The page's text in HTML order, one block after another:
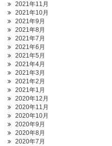
2021年11月
2021年10月
2021年9月
2021年8月
2021年7月
2021年6月
2021年5月
2021年4月
2021年3月
2021年2月
2021年1月
2020年12月
2020年11月
2020年10月
2020年9月
2020年8月
2020年7月